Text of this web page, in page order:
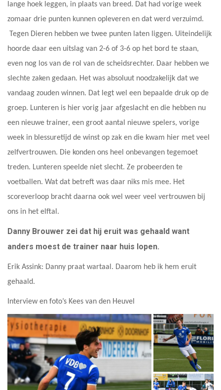
lange hoek leggen, in plaats van breed. Dat had vorige week
zomaar drie punten kunnen opleveren en dat werd verzuimd.
Tegen Dieren hebben we twee punten laten liggen. Uiteindelijk
hoorde daar een uitslag van 2-6 of 3-6 op het bord te staan,
even nog los van de rol van de scheidsrechter. Daar hebben we
slechte zaken gedaan. Het was absoluut noodzakelijk dat we
vandaag zouden winnen. Dat legt wel een bepaalde druk op de
groep. Lunteren is hier vorig jaar afgeslacht en die hebben nu
een nieuwe trainer, een groot aantal nieuwe spelers, vorige
week in blessuretijd de winst op zak en die kwam hier met veel
zelfvertrouwen. Die konden ons heel onbevangen tegemoet
treden. Lunteren speelde niet slecht. Ze probeerden te
voetballen. Wat dat betreft was daar niks mis mee. Het
scoreverloop bracht daarna ook wel weer veel vertrouwen bij
ons in het elftal.
Danny Brouwer zei dat hij eruit was gehaald want
anders moest de trainer naar huis lopen.
Erik Assink: Danny praat wartaal. Daarom heb ik hem eruit
gehaald.
Interview en foto’s Kees van den Heuvel